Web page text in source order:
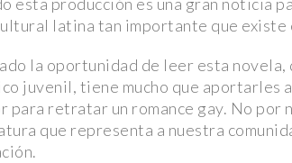
latina tan importante que existe
la oportunidad de leer esta novela,
juvenil, tiene mucho que aportarles
retratar un romance gay. No por
que representa a nuestra